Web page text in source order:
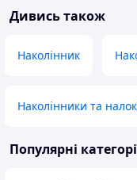
Дивись також
Наколінник
Наколінники та
Популярні